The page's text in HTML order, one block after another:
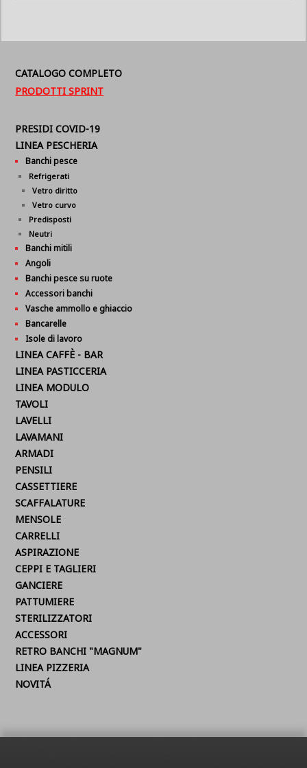
CATALOGO COMPLETO
PRODOTTI SPRINT
PRESIDI COVID-19
LINEA PESCHERIA
Banchi pesce
Refrigerati
Vetro diritto
Vetro curvo
Predisposti
Neutri
Banchi mitili
Angoli
Banchi pesce su ruote
Accessori banchi
Vasche ammollo e ghiaccio
Bancarelle
Isole di lavoro
LINEA CAFFÈ - BAR
LINEA PASTICCERIA
LINEA MODULO
TAVOLI
LAVELLI
LAVAMANI
ARMADI
PENSILI
CASSETTIERE
SCAFFALATURE
MENSOLE
CARRELLI
ASPIRAZIONE
CEPPI E TAGLIERI
GANCIERE
PATTUMIERE
STERILIZZATORI
ACCESSORI
RETRO BANCHI "MAGNUM"
LINEA PIZZERIA
NOVITÁ